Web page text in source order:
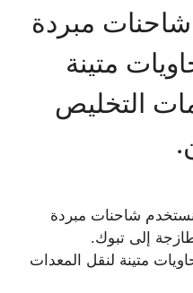
مبردة
متينة
التخليص
شاحنات مبردة
إلى تبوك.
متينة لنقل المعدات